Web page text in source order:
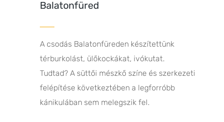
Balatonfüred
A csodás Balatonfüreden készítettünk
térburkolást, ülőkockákat, ivókutat.
Tudtad? A süttői mészkő színe és szerkezeti
felépítése következtében a legforróbb
kánikulában sem melegszik fel.